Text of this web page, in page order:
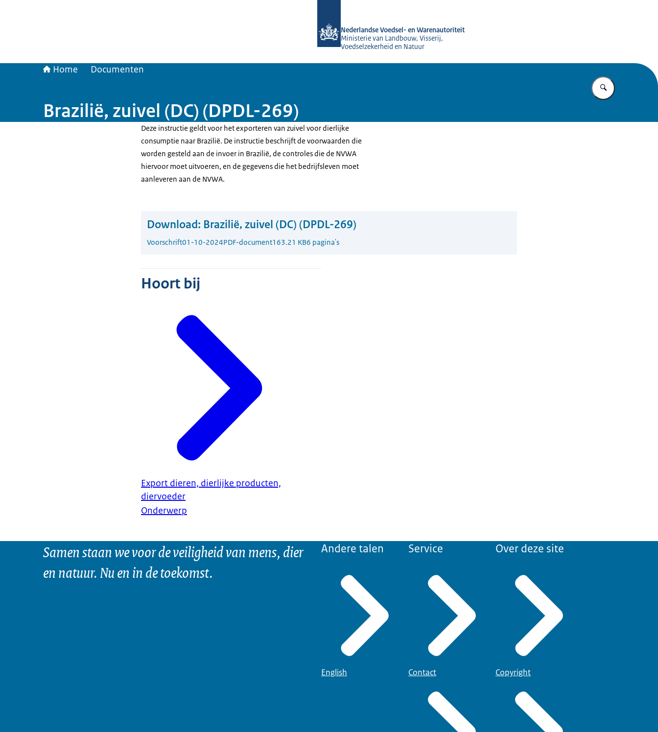
Nederlandse Voedsel- en Warenautoriteit
Ministerie van Landbouw, Visserij,
Voedselzekerheid en Natuur
Home Documenten
Vul in wat u
Brazilië, zuivel (DC) (DPDL-269)
Deze instructie geldt voor het exporteren van zuivel voor dierlijke
consumptie naar Brazilië. De instructie beschrijft de voorwaarden die
worden gesteld aan de invoer in Brazilië, de controles die de NVWA
hiervoor moet uitvoeren, en de gegevens die het bedrijfsleven moet
aanleveren aan de NVWA.
Download: Brazilië, zuivel (DC) (DPDL-269)
Voorschrift01-10-2024PDF-document163.21 KB6 pagina's
Hoort bij
Export dieren, dierlijke producten,
diervoeder
Onderwerp
Samen staan we voor de veiligheid van mens, dier
en natuur. Nu en in de toekomst.
Andere talen
English
Service
Contact
Over deze site
Copyright